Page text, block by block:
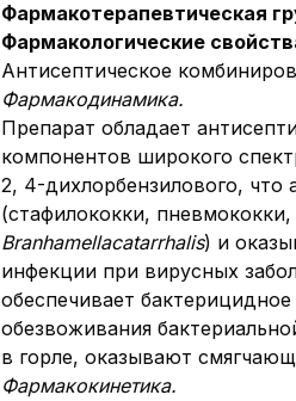
Фармакотерапевтическая
Фармакологические
Антисептическое
Фармакодинамика.
Препарат обладает
компонентов широкого
2, 4-дихлорбензилового,
(стафилококки,
Branhamellacatarrhalis) и
инфекции при вирусных
обеспечивает
обезвоживания
в горле, оказывают
Фармакокинетика.